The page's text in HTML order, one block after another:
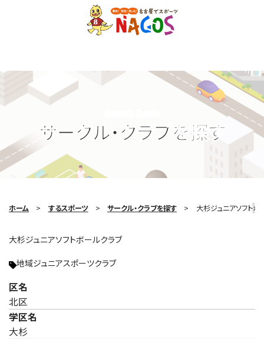
サークル・クラブを探す
Search Circle
ホーム するスポーツ サークル・クラブを探す 大杉ジュニアソフトボ
大杉ジュニアソフトボールクラブ
地域ジュニアスポーツクラブ
区名
北区
学区名
大杉